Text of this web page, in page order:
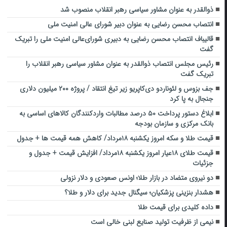
ذوالقدر به عنوان مشاور سیاسی رهبر انقلاب منصوب شد
انتصاب محسن رضایی به عنوان دبیر شورای عالی امنیت ملی
قالیباف انتصاب محسن رضایی به دبیری شورای‌عالی امنیت ملی را تبریک
گفت
رئیس مجلس انتصاب ذوالقدر به عنوان مشاور سیاسی رهبر انقلاب را
تبریک گفت
جف بزوس و لئوناردو دی‌کاپریو زیر تیغ انتقاد / پروژه ۲۰۰ میلیون دلاری
جنجال به پا کرد
ابلاغ دستور پرداخت ۵۰ درصد مطالبات واردکنندگان کالاهای اساسی به
بانک مرکزی و سازمان بودجه
قیمت طلا و سکه امروز یکشنبه ۱۸مرداد/ کاهش همه قیمت ها + جدول
قیمت طلای ۱۸عیار امروز یکشنبه ۱۸مرداد/ افزایش قیمت + جدول و
جزئیات
دو نیروی متضاد در بازار طلا؛ اونس صعودی و دلار نزولی
هشدار بنزینی پزشکیان؛ سیگنال جدید برای دلار و طلا؟
داده کلیدی برای قیمت طلا
نیمی از ظرفیت تولید صنایع لبنی خالی است